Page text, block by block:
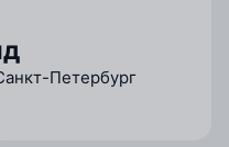
Петербург